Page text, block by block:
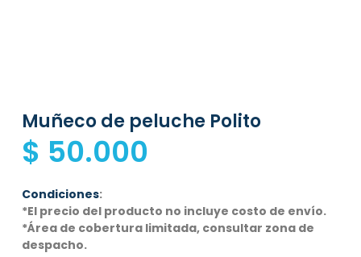
Muñeco de peluche Polito
$ 50.000
Condiciones:
*El precio del producto no incluye costo de envío.
*Área de cobertura limitada, consultar zona de
despacho.